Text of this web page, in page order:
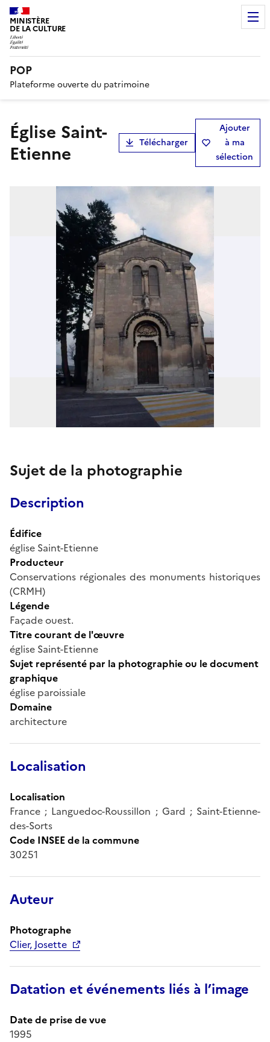
MINISTÈRE
DE LA CULTURE
POP
Plateforme ouverte du patrimoine
église Saint-
Etienne
Télécharger
Ajouter
à ma
sélection
Sujet de la photographie
Description
Édifice
église Saint-Etienne
Producteur
Conservations régionales des monuments historiques
(CRMH)
Légende
Façade ouest.
Titre courant de l'œuvre
église Saint-Etienne
Sujet représenté par la photographie ou le document
graphique
église paroissiale
Domaine
architecture
Localisation
Localisation
France ; Languedoc-Roussillon ; Gard ; Saint-Etienne-
des-Sorts
Code INSEE de la commune
30251
Auteur
Photographe
Clier, Josette
Datation et événements liés à l’image
Date de prise de vue
1995